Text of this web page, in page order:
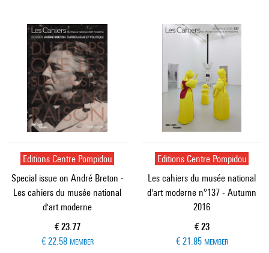
Editions Centre Pompidou
Special issue on André Breton -
Les cahiers du musée national
d'art moderne
Current price
€ 23.77
€ 22.58 MEMBER
Editions Centre Pompidou
Les cahiers du musée national
d'art moderne n°137 - Autumn
2016
Current price
€ 23
€ 21.85 MEMBER